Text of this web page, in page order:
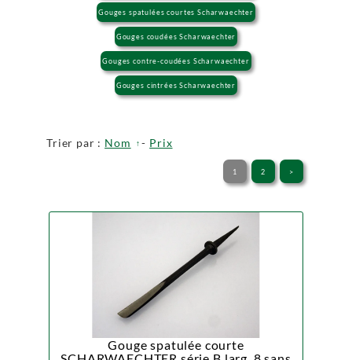
Gouges spatulées courtes Scharwaechter
Gouges coudées Scharwaechter
Gouges contre-coudées Scharwaechter
Gouges cintrées Scharwaechter
Trier par : Nom - Prix
1 2 >
Gouge spatulée courte